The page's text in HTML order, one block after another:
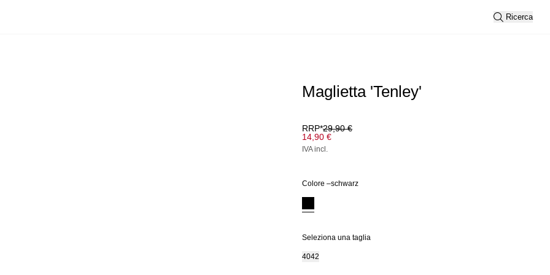
Ricerca
Maglietta 'Tenley'
RRP*29,90 €
14,90 €
IVA incl.
Colore –schwarz
Seleziona una taglia
4042